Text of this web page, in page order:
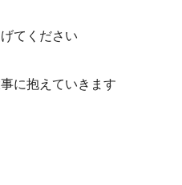
てください
に抱えていきます